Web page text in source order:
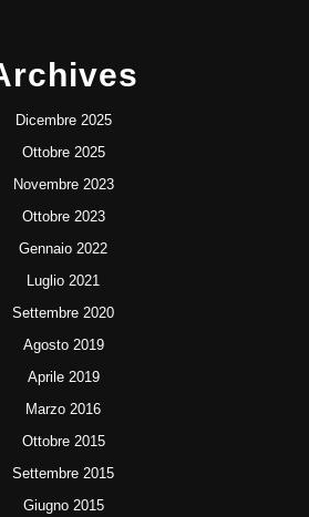
Dicembre 2025
Ottobre 2025
Novembre 2023
Ottobre 2023
Gennaio 2022
Luglio 2021
Settembre 2020
Agosto 2019
Aprile 2019
Marzo 2016
Ottobre 2015
Settembre 2015
Giugno 2015